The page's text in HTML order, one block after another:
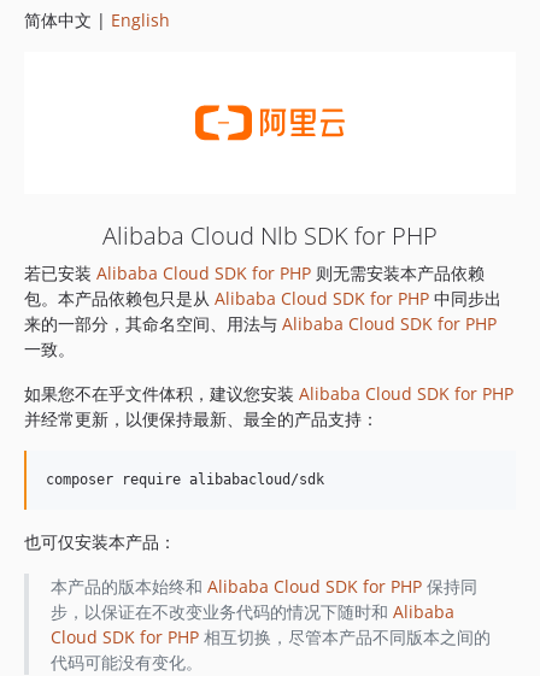
简体中文 | English
Alibaba Cloud Nlb SDK for PHP
若已安装 Alibaba Cloud SDK for PHP 则无需安装本产品依赖
包。本产品依赖包只是从 Alibaba Cloud SDK for PHP 中同步出
来的一部分，其命名空间、用法与 Alibaba Cloud SDK for PHP
一致。
如果您不在乎文件体积，建议您安装 Alibaba Cloud SDK for PHP
并经常更新，以便保持最新、最全的产品支持：
也可仅安装本产品：
本产品的版本始终和 Alibaba Cloud SDK for PHP保持同
步，以保证在不改变业务代码的情况下随时和 Alibaba
Cloud SDK for PHP相互切换，尽管本产品不同版本之间的
代码可能没有变化。